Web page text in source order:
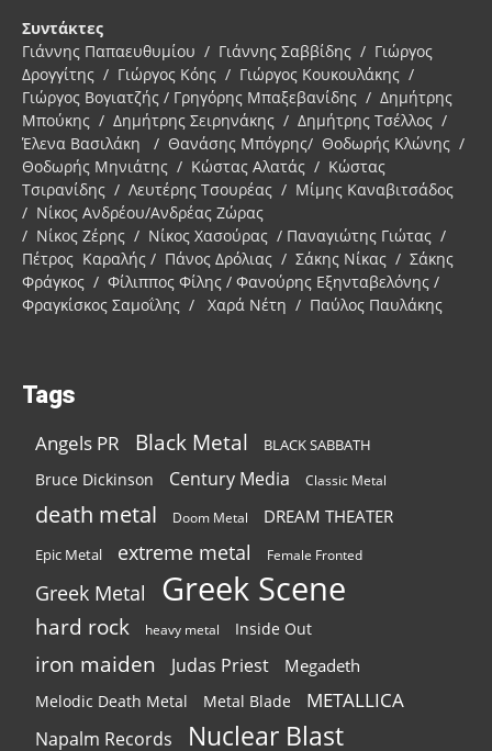
Συντάκτες
Γιάννης Παπαευθυμίου / Γιάννης Σαββίδης / Γιώργος
Δρογγίτης / Γιώργος Κόης / Γιώργος Κουκουλάκης /
Γιώργος Βογιατζής / Γρηγόρης Μπαξεβανίδης / Δημήτρης
Μπούκης / Δημήτρης Σειρηνάκης / Δημήτρης Τσέλλος /
Έλενα Βασιλάκη / Θανάσης Μπόγρης/ Θοδωρής Κλώνης /
Θοδωρής Μηνιάτης / Κώστας Αλατάς / Κώστας
Τσιρανίδης / Λευτέρης Τσουρέας / Μίμης Καναβιτσάδος
/ Νίκος Ανδρέου/Ανδρέας Ζώρας
/ Νίκος Ζέρης / Νίκος Χασούρας / Παναγιώτης Γιώτας /
Πέτρος Καραλής / Πάνος Δρόλιας / Σάκης Νίκας / Σάκης
Φράγκος / Φίλιππος Φίλης / Φανούρης Εξηνταβελόνης /
Φραγκίσκος Σαμοΐλης / Χαρά Νέτη / Παύλος Παυλάκης
Tags
Angels PR Black Metal BLACK SABBATH
Bruce Dickinson Century Media Classic Metal
death metal Doom Metal DREAM THEATER
Epic Metal extreme metal Female Fronted
Greek Metal Greek Scene
hard rock heavy metal Inside Out
iron maiden Judas Priest Megadeth
Melodic Death Metal Metal Blade METALLICA
Napalm Records Nuclear Blast